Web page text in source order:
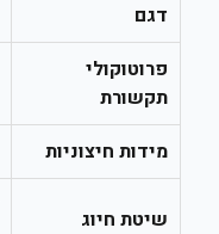
דגם
פרוטוקולי
תקשורת
מידות חיצוניות
שיטת חיוג